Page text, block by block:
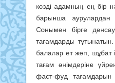
көзді адамның ең бір
барынша аурулардан
Сонымен бірге
тағамдарды тұтынатын.
балалар ет жеп, шұбат
тағам өнімдеріне
фаст-фуд